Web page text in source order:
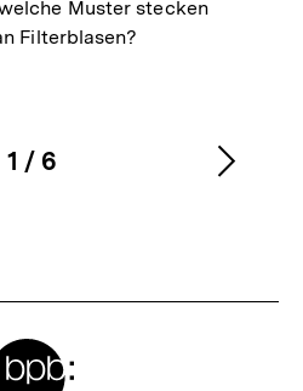
Muster stecken
Filterblasen?
Karussellinhalt
1
von
/ 6